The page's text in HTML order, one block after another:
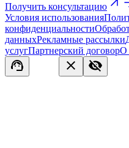
Получить консультацию
Условия использования
конфиденциальности
данныхРекламные рассылки
услугПартнерский договорО